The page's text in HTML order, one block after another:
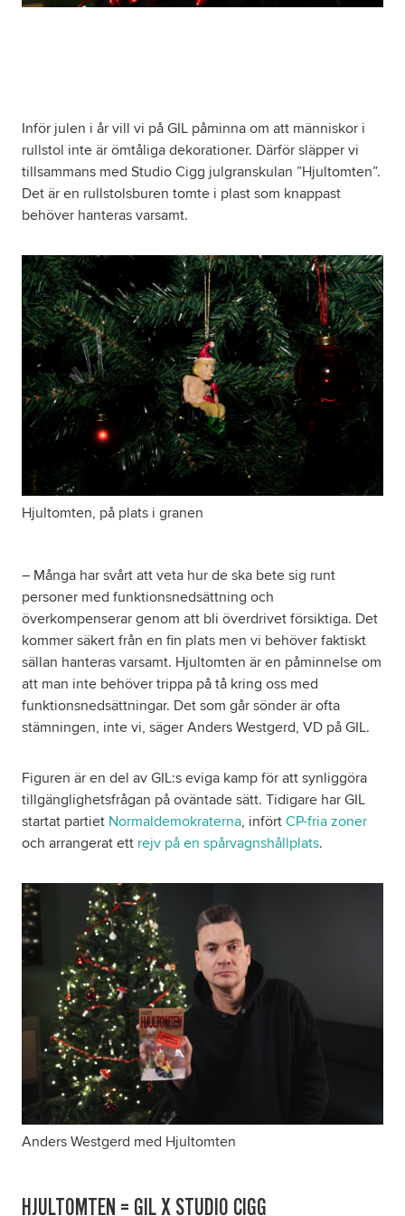
Inför julen i år vill vi på GIL påminna om att människor i
rullstol inte är ömtåliga dekorationer. Därför släpper vi
tillsammans med Studio Cigg julgranskulan ”Hjultomten”.
Det är en rullstolsburen tomte i plast som knappast
behöver hanteras varsamt.
Hjultomten, på plats i granen
– Många har svårt att veta hur de ska bete sig runt
personer med funktionsnedsättning och
överkompenserar genom att bli överdrivet försiktiga. Det
kommer säkert från en fin plats men vi behöver faktiskt
sällan hanteras varsamt. Hjultomten är en påminnelse om
att man inte behöver trippa på tå kring oss med
funktionsnedsättningar. Det som går sönder är ofta
stämningen, inte vi, säger Anders Westgerd, VD på GIL.
Figuren är en del av GIL:s eviga kamp för att synliggöra
tillgänglighetsfrågan på oväntade sätt. Tidigare har GIL
startat partiet Normaldemokraterna, infört CP-fria zoner
och arrangerat ett rejv på en spårvagnshållplats.
Anders Westgerd med Hjultomten
HJULTOMTEN = GIL X STUDIO CIGG